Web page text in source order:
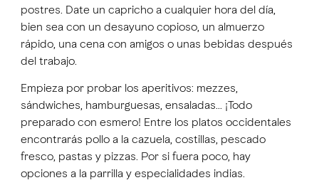
postres. Date un capricho a cualquier hora del día,
bien sea con un desayuno copioso, un almuerzo
rápido, una cena con amigos o unas bebidas después
del trabajo.
Empieza por probar los aperitivos: mezzes,
sándwiches, hamburguesas, ensaladas… ¡Todo
preparado con esmero! Entre los platos occidentales
encontrarás pollo a la cazuela, costillas, pescado
fresco, pastas y pizzas. Por si fuera poco, hay
opciones a la parrilla y especialidades indias.